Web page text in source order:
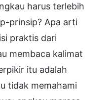
harus terlebih
prinsip? Apa arti
praktis dari
membaca kalimat
itu adalah
tidak memahami